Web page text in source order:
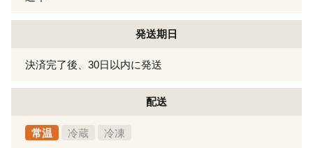
発送期日
決済完了後、30日以内に発送
配送
常温 冷蔵 冷凍